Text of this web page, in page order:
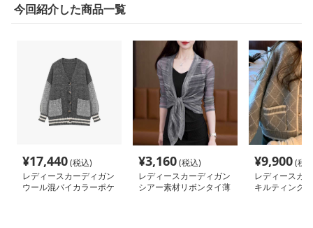
今回紹介した商品一覧
¥17,440(税込)
レディースカーディガン
ウール混バイカラーポケ
¥3,160(税込)
レディースカーディガン
シアー素材リボンタイ薄
¥9,900(税
レディースカ
キルティング